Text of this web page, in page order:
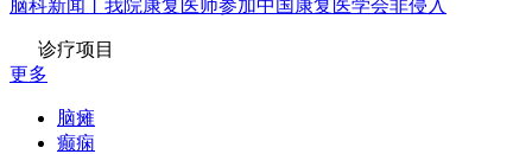
脑科新闻丨我院康复医师参加中国康复医学会非侵入
诊疗项目
更多
脑瘫
癫痫